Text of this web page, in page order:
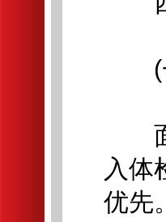
(
面
入体
优先。